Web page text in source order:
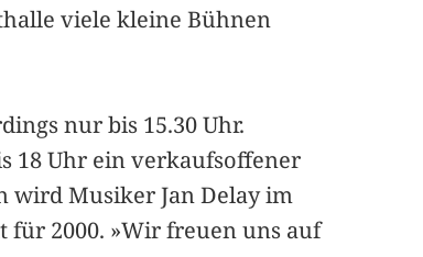
viele kleine Bühnen
nur bis 15.30 Uhr.
18 Uhr ein verkaufsoffener
wird Musiker Jan Delay im
für 2000. »Wir freuen uns auf